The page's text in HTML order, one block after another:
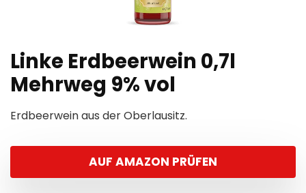
Linke Erdbeerwein 0,7l
Mehrweg 9% vol
Erdbeerwein aus der Oberlausitz.
AUF AMAZON PRÜFEN